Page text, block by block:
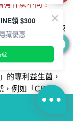
達 100 倍！
鹼，同時抵禦辣
食習慣，吃美食也
的專利益生菌，
，例如「CBT
素，經 SGS 808
領 $300
藏優惠
號